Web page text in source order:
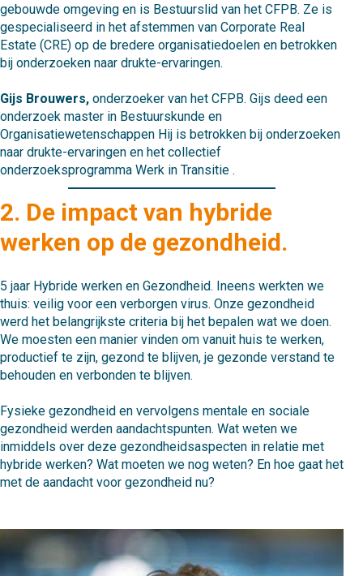
gebouwde omgeving en is Bestuurslid van het CFPB. Ze is
gespecialiseerd in het afstemmen van Corporate Real
Estate (CRE) op de bredere organisatiedoelen en betrokken
bij onderzoeken naar drukte-ervaringen.
Gijs Brouwers, onderzoeker van het CFPB. Gijs deed een
onderzoek master in Bestuurskunde en
Organisatiewetenschappen Hij is betrokken bij onderzoeken
naar drukte-ervaringen en het collectief
onderzoeksprogramma Werk in Transitie .
2. De impact van hybride
werken op de gezondheid.
5 jaar Hybride werken en Gezondheid. Ineens werkten we
thuis: veilig voor een verborgen virus. Onze gezondheid
werd het belangrijkste criteria bij het bepalen wat we doen.
We moesten een manier vinden om vanuit huis te werken,
productief te zijn, gezond te blijven, je gezonde verstand te
behouden en verbonden te blijven.
Fysieke gezondheid en vervolgens mentale en sociale
gezondheid werden aandachtspunten. Wat weten we
inmiddels over deze gezondheidsaspecten in relatie met
hybride werken? Wat moeten we nog weten? En hoe gaat het
met de aandacht voor gezondheid nu?